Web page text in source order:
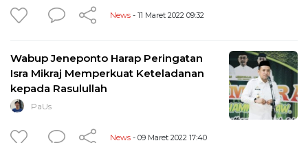
News - 11 Maret 2022 09:32
Wabup Jeneponto Harap Peringatan
Isra Mikraj Memperkuat Keteladanan
kepada Rasulullah
PaUs
News - 09 Maret 2022 17:40